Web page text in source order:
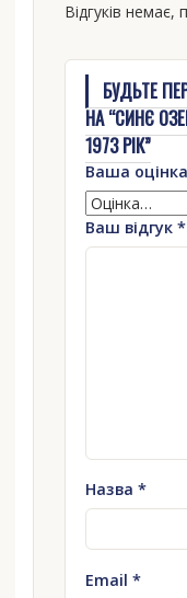
Відгуків немає,
БУДЬТЕ
НА “СИНЄ
1973 РІК”
Ваша оцінка
Ваш відгук *
Назва *
Email *